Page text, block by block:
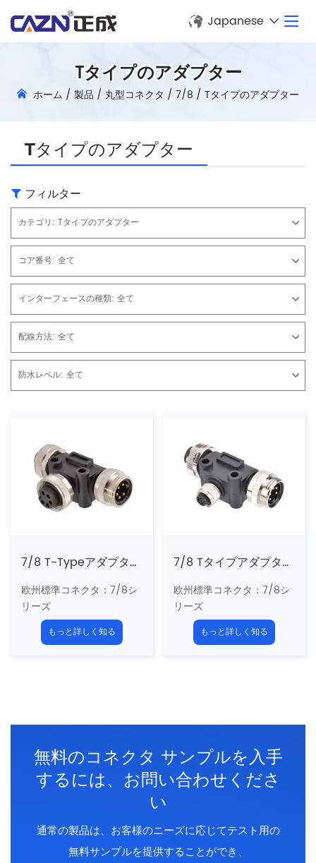
Japanese
Tタイプのアダプター
ホーム / 製品 / 丸型コネクタ / 7/8 / Tタイプのアダプター
Tタイプのアダプター
フィルター
カテゴリ: Tタイプのアダプター
コア番号: 全て
インターフェースの種類: 全て
配線方法: 全て
防水レベル: 全て
7/8 T-Typeアダプター（7/8-7/8、PSS）
欧州標準コネクタ：7/8シ
リーズ
構造タイプ：T型アダプタ
もっと詳しく知る
7/8 Tタイプアダプター（7/8-M12、PSS）
欧州標準コネクタ：7/8シ
リーズ
構造タイプ：T型アダプタ
ー7/8からM12
もっと詳しく知る
無料のコネクタ サンプルを入手
するには、お問い合わせくださ
い
通常の製品は、お客様のニーズに応じてテスト用の
無料サンプルを提供することができ、